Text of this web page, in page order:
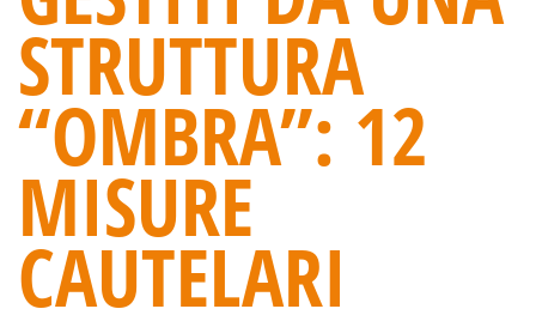
STRUTTURA
“OMBRA”: 12
MISURE
CAUTELARI